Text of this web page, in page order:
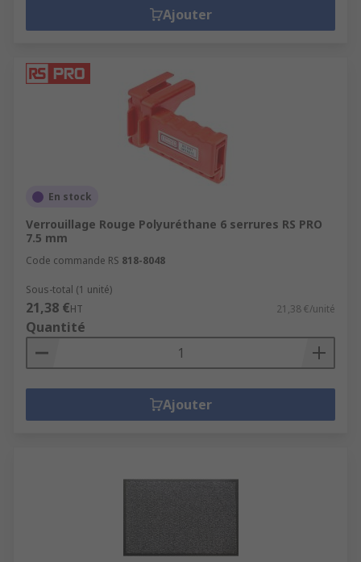
Ajouter
En stock
Verrouillage Rouge Polyuréthane 6 serrures RS PRO
7.5 mm
Code commande RS 818-8048
Sous-total (1 unité)
21,38 €HT 21,38 €/unité
Quantité
Ajouter